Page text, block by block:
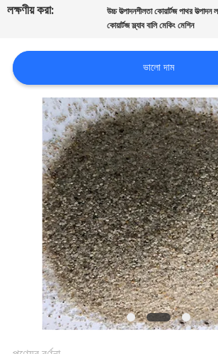
খবর
মামলা
গোপনীয়তা
লক্ষণীয় করা:
উচ্চ উত্পাদনশীলতা কোয়ার্টজ পাথর উত্পাদন
কোয়ার্টজ স্ল্যাব বালি মেকিং মেশিন
ভালো দাম